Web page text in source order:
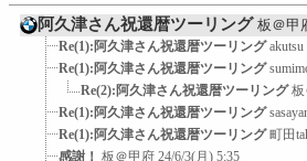
阿久津さん祝還暦ツーリング 板＠甲
Re(1):阿久津さん祝還暦ツーリング akutsu
Re(1):阿久津さん祝還暦ツーリング
Re(2):阿久津さん祝還暦ツーリング
Re(1):阿久津さん祝還暦ツーリング
Re(1):阿久津さん祝還暦ツーリング 町田
感謝！ 板＠甲府 24/6/3(月) 5:35